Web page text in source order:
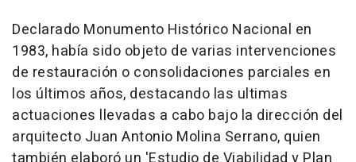
Declarado Monumento Histórico Nacional en
1983, había sido objeto de varias intervenciones
de restauración o consolidaciones parciales en
los últimos años, destacando las ultimas
actuaciones llevadas a cabo bajo la dirección del
arquitecto Juan Antonio Molina Serrano, quien